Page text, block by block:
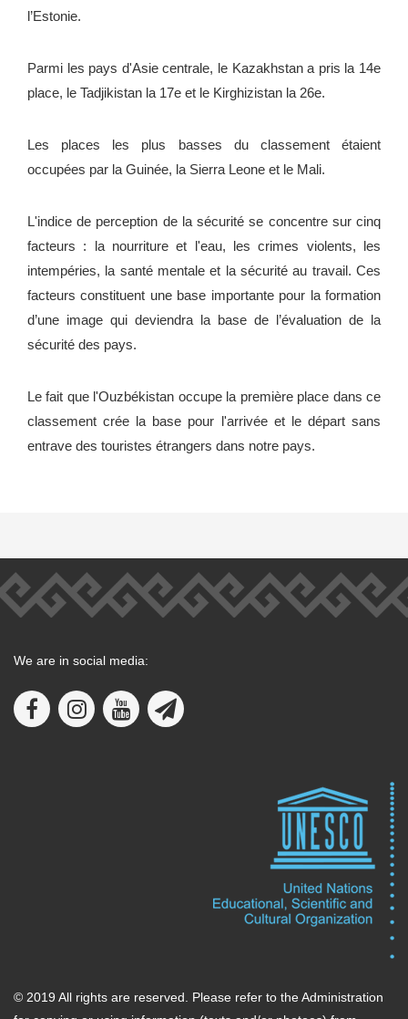
l’Estonie.
Parmi les pays d'Asie centrale, le Kazakhstan a pris la 14e
place, le Tadjikistan la 17e et le Kirghizistan la 26e.
Les places les plus basses du classement étaient
occupées par la Guinée, la Sierra Leone et le Mali.
L'indice de perception de la sécurité se concentre sur cinq
facteurs : la nourriture et l'eau, les crimes violents, les
intempéries, la santé mentale et la sécurité au travail. Ces
facteurs constituent une base importante pour la formation
d’une image qui deviendra la base de l’évaluation de la
sécurité des pays.
Le fait que l'Ouzbékistan occupe la première place dans ce
classement crée la base pour l'arrivée et le départ sans
entrave des touristes étrangers dans notre pays.
We are in social media:
© 2019 All rights are reserved. Please refer to the Administration